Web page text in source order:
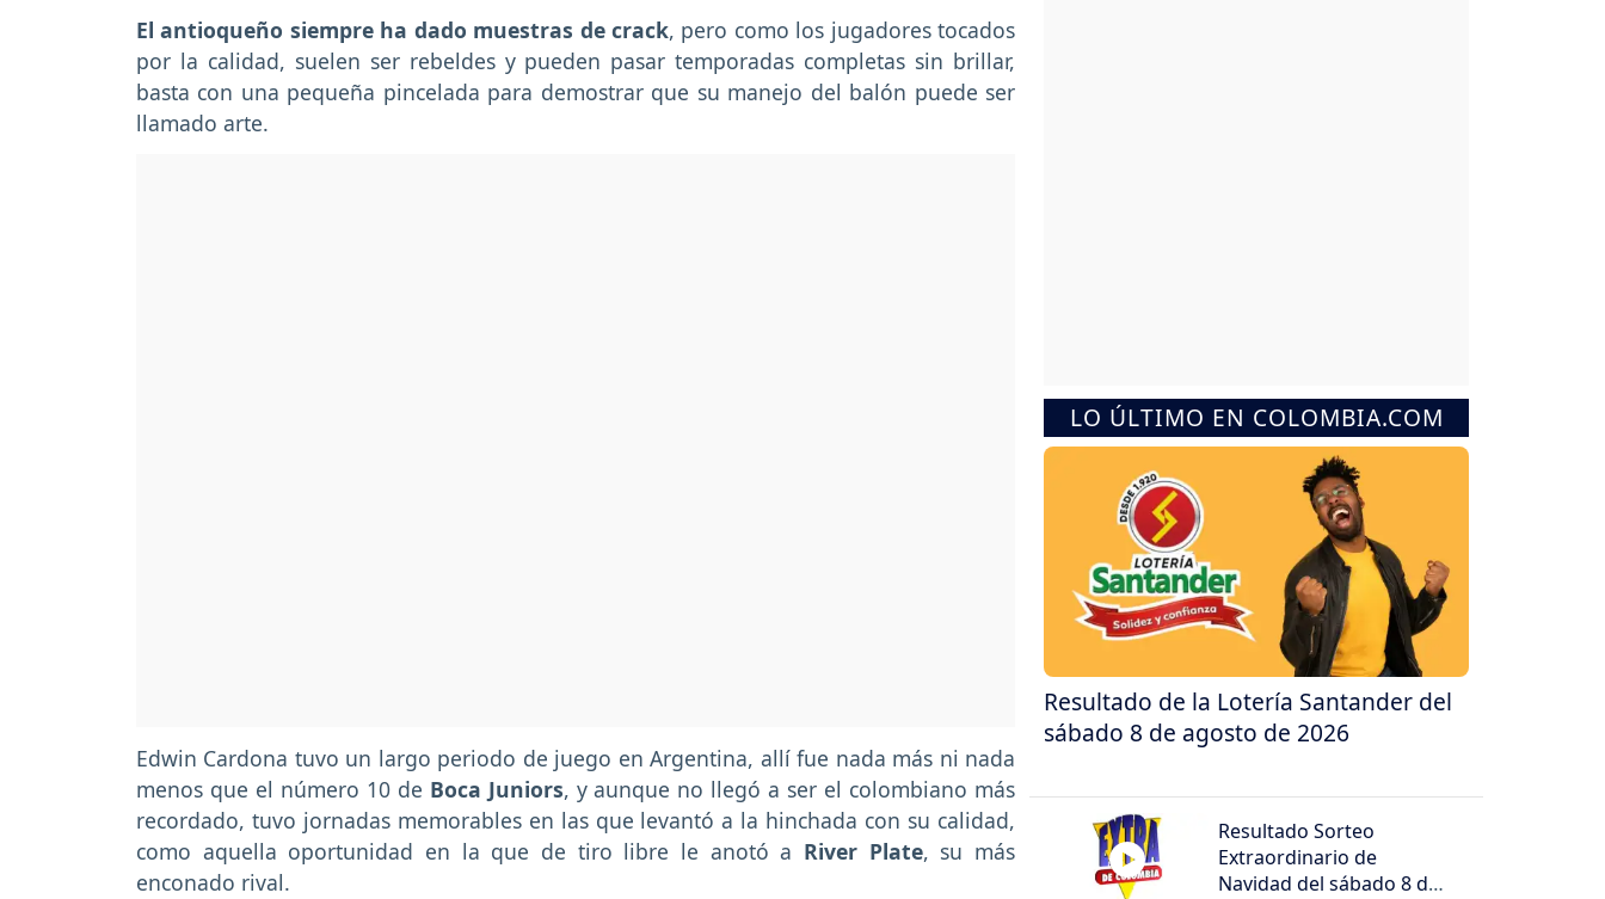
El antioqueño siempre ha dado muestras de crack, pero como los jugadores tocados
por la calidad, suelen ser rebeldes y pueden pasar temporadas completas sin brillar,
basta con una pequeña pincelada para demostrar que su manejo del balón puede ser
llamado arte.
Edwin Cardona tuvo un largo periodo de juego en Argentina, allí fue nada más ni nada
menos que el número 10 de Boca Juniors, y aunque no llegó a ser el colombiano más
recordado, tuvo jornadas memorables en las que levantó a la hinchada con su calidad,
como aquella oportunidad en la que de tiro libre le anotó a River Plate, su más
enconado rival.
LO ÚLTIMO EN COLOMBIA.COM
Resultado de la Lotería Santander del
sábado 8 de agosto de 2026
Resultado Sorteo
Extraordinario de
Navidad del sábado 8 de